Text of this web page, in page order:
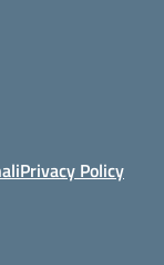
Privacy Policy